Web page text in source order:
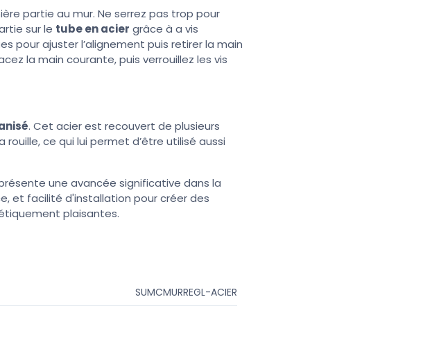
partie au mur. Ne serrez pas trop pour
sur le tube en acier grâce à a vis
pour ajuster l’alignement puis retirer la main
la main courante, puis verrouillez les vis
. Cet acier est recouvert de plusieurs
ce qui lui permet d’être utilisé aussi
une avancée significative dans la
et facilité d'installation pour créer des
plaisantes.
SUMCMURREGL-ACIER